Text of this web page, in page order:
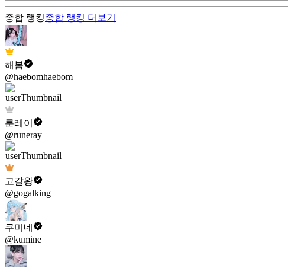
종합 랭킹종합 랭킹 더보기
해봄
@haebomhaebom
룬레이
@runeray
고갈왕
@gogalking
쿠미네
@kumine